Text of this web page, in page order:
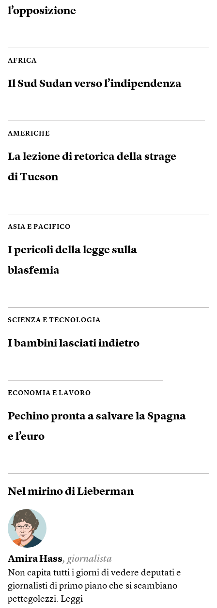
l’opposizione
AFRICA
Il Sud Sudan verso l’indipendenza
AMERICHE
La lezione di retorica della strage
di Tucson
ASIA E PACIFICO
I pericoli della legge sulla
blasfemia
SCIENZA E TECNOLOGIA
I bambini lasciati indietro
ECONOMIA E LAVORO
Pechino pronta a salvare la Spagna
e l’euro
Nel mirino di Lieberman
Amira Hass, giornalista
Non capita tutti i giorni di vedere deputati e
giornalisti di primo piano che si scambiano
pettegolezzi. Leggi